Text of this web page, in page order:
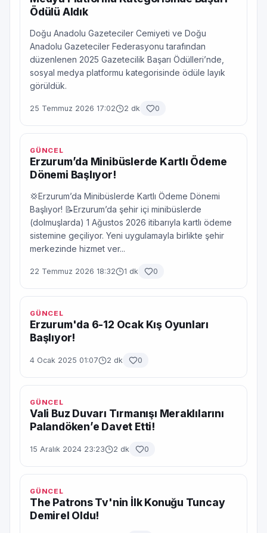
Ödülü Aldık
Doğu Anadolu Gazeteciler Cemiyeti ve Doğu
Anadolu Gazeteciler Federasyonu tarafından
düzenlenen 2025 Gazetecilik Başarı Ödülleri’nde,
sosyal medya platformu kategorisinde ödüle layık
görüldük.
25 Temmuz 2026 17:02 2 dk 0
GÜNCEL
Erzurum’da Minibüslerde Kartlı Ödeme
Dönemi Başlıyor!
💢Erzurum’da Minibüslerde Kartlı Ödeme Dönemi
Başlıyor! 📝Erzurum’da şehir içi minibüslerde
(dolmuşlarda) 1 Ağustos 2026 itibarıyla kartlı ödeme
sistemine geçiliyor. Yeni uygulamayla birlikte şehir
merkezinde hizmet ver...
22 Temmuz 2026 18:32 1 dk 0
GÜNCEL
Erzurum'da 6-12 Ocak Kış Oyunları
Başlıyor!
4 Ocak 2025 01:07 2 dk 0
GÜNCEL
Vali Buz Duvarı Tırmanışı Meraklılarını
Palandöken’e Davet Etti!
15 Aralık 2024 23:23 2 dk 0
GÜNCEL
The Patrons Tv'nin İlk Konuğu Tuncay
Demirel Oldu!